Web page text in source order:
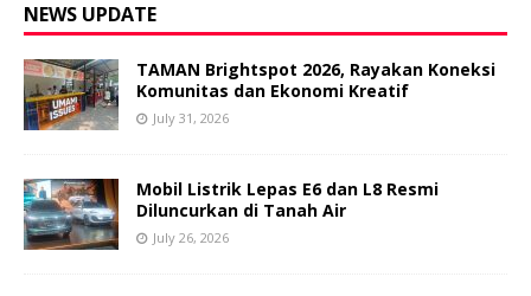
NEWS UPDATE
TAMAN Brightspot 2026, Rayakan Koneksi
Komunitas dan Ekonomi Kreatif
July 31, 2026
Mobil Listrik Lepas E6 dan L8 Resmi
Diluncurkan di Tanah Air
July 26, 2026